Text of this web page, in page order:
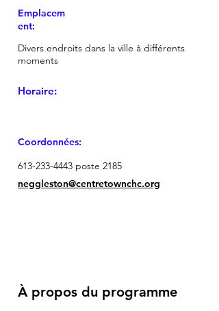
Emplacem
ent:
Divers endroits dans la ville à différents
moments
Horaire:
Coordonnées:
613-233-4443 poste 2185
neggleston@centretownchc.org
À propos du programme